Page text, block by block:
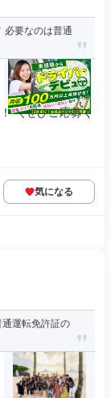
必要なのは普通
＼ぜひご応募く
気になる
運転免許証の